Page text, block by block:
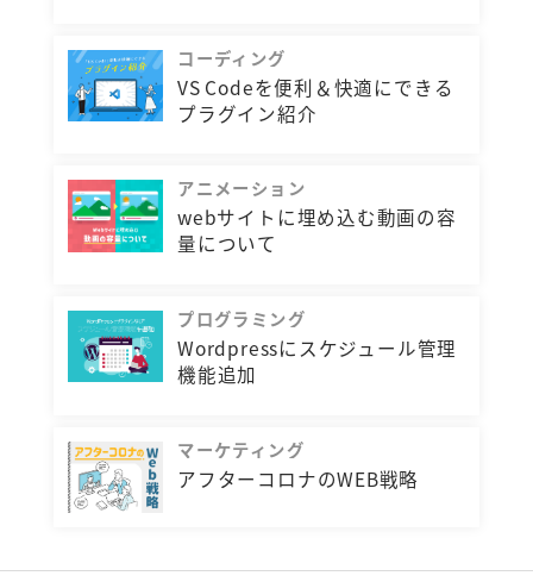
コーディング
VS Codeを便利＆快適にできる
プラグイン紹介
アニメーション
webサイトに埋め込む動画の容
量について
プログラミング
Wordpressにスケジュール管理
機能追加
マーケティング
アフターコロナのWEB戦略